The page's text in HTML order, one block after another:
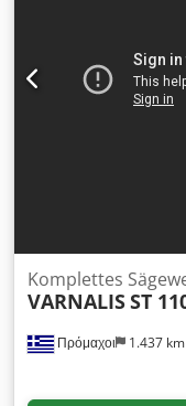
Πρόμαχοι 1.437 km
Komplettes
VARNALISST